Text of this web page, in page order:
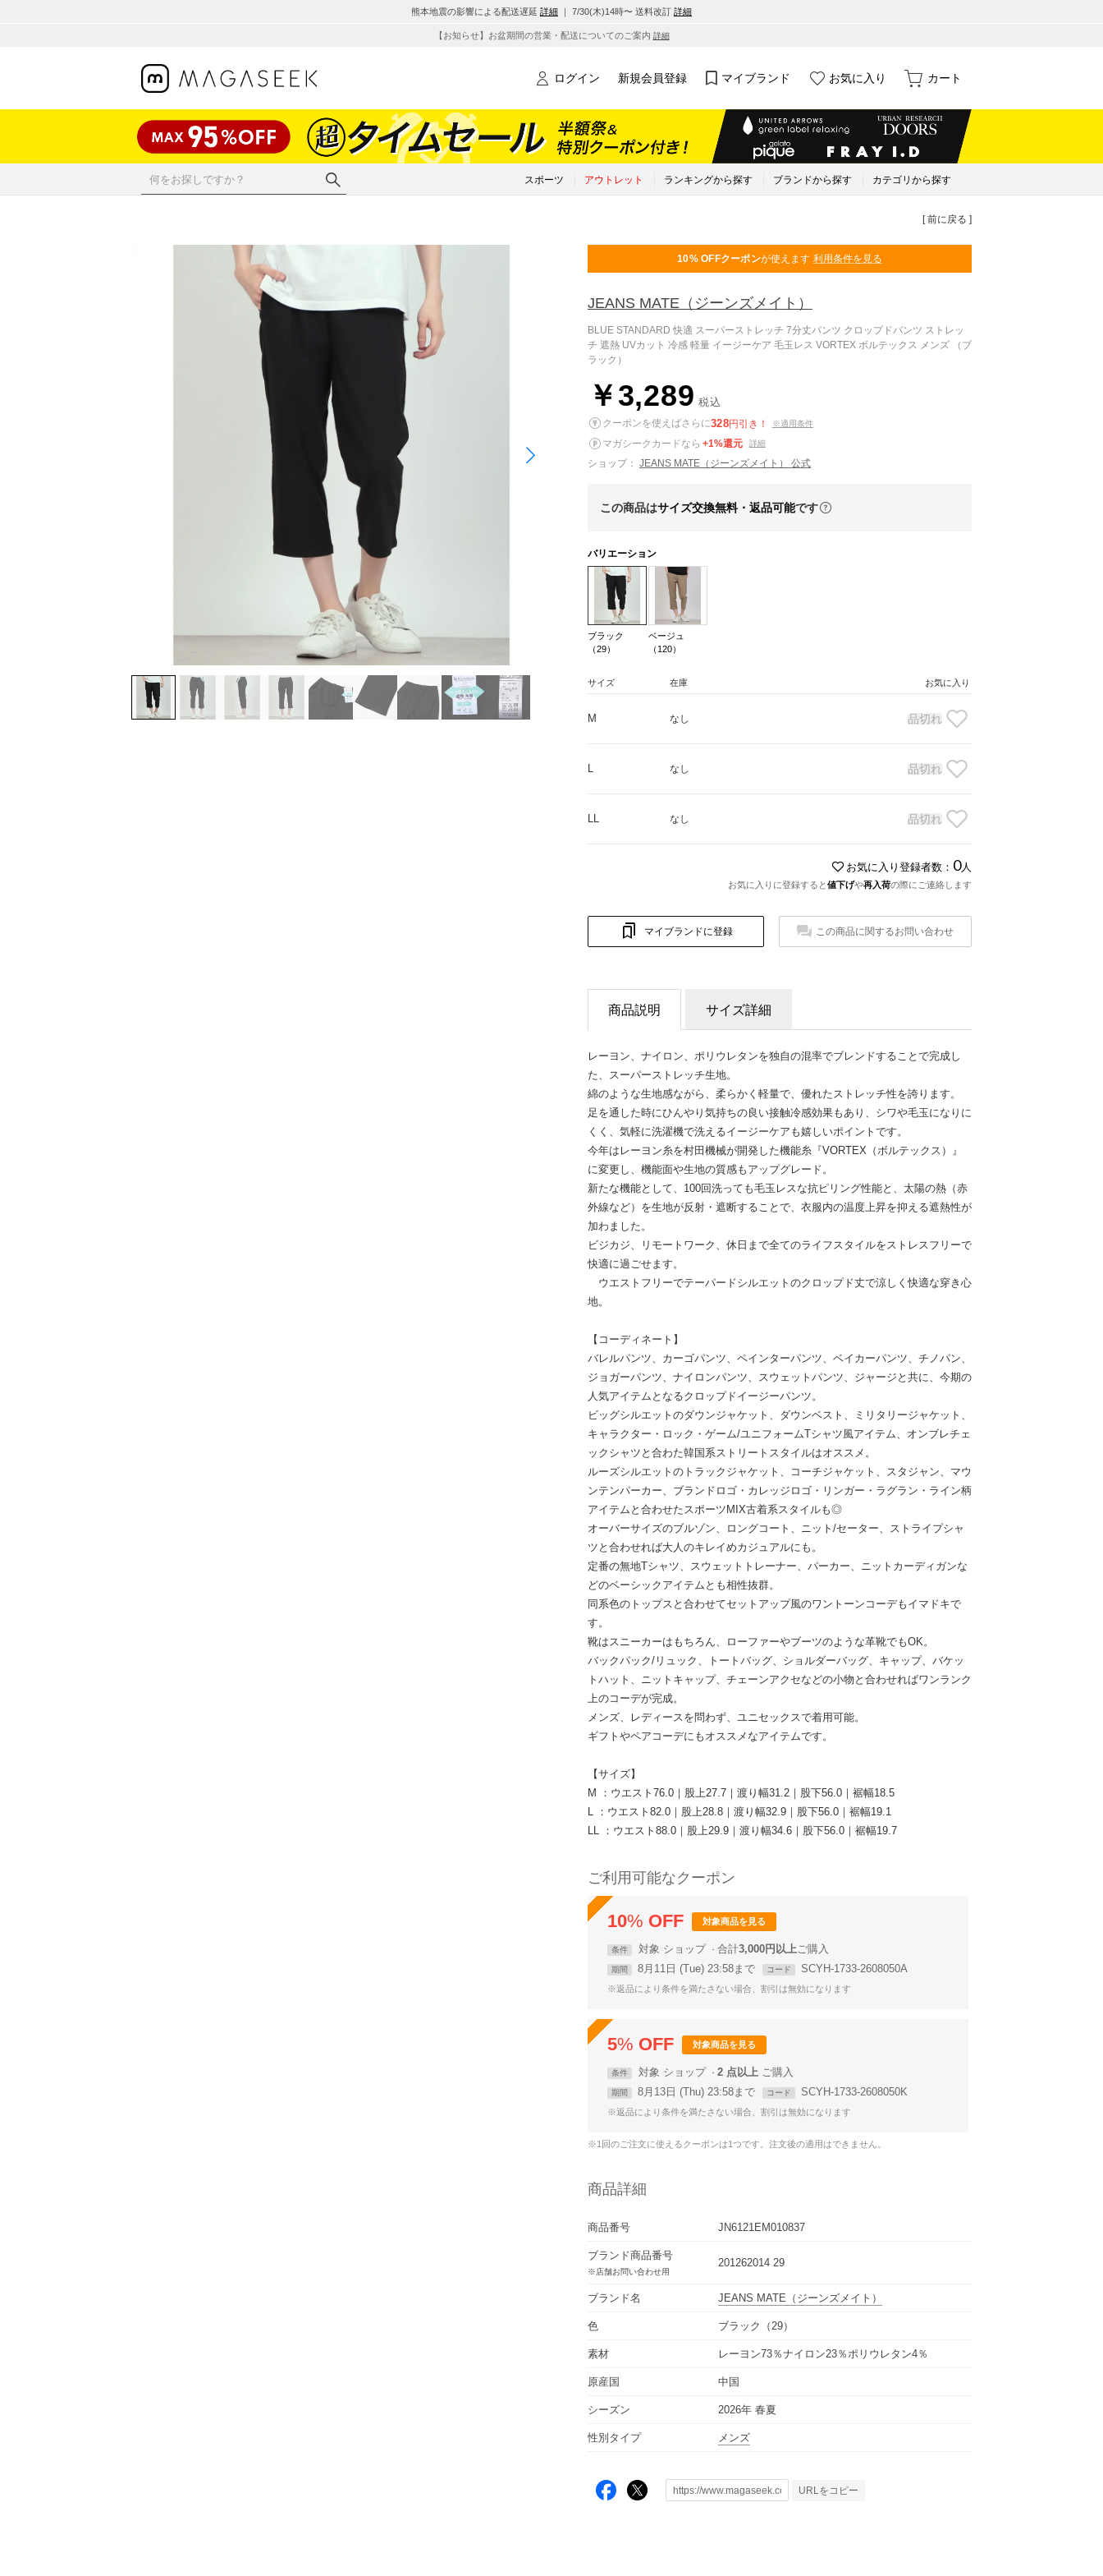
熊本地震の影響による配送遅延 詳細 ｜ 7/30(木)14時〜 送料改訂 詳細
【お知らせ】お盆期間の営業・配送についてのご案内 詳細
ログイン 新規会員登録 マイブランド お気に入り カート
スポーツ アウトレット ランキングから探す ブランドから探す カテゴリから探す
[ 前に戻る ]
10% OFFクーポンが使えます 利用条件を見る
JEANS MATE （ジーンズメイト）
BLUE STANDARD 快適 スーパーストレッチ 7分丈パンツ クロップドパンツ ストレッ
チ 遮熱 UVカット 冷感 軽量 イージーケア 毛玉レス VORTEX ボルテックス メンズ （ブ
ラック）
￥3,289 税込
クーポンを使えばさらに328円引き！ ※適用条件
マガシークカードなら +1%還元 詳細
ショップ： JEANS MATE（ジーンズメイト） 公式
この商品はサイズ交換無料・返品可能です
バリエーション
ブラック
（29）
ベージュ
（120）
サイズ 在庫 お気に入り
M なし 品切れ
L なし 品切れ
LL なし 品切れ
お気に入り登録者数： 0人
お気に入りに登録すると値下げや再入荷の際にご連絡します
マイブランドに登録 この商品に関するお問い合わせ
商品説明 サイズ詳細
レーヨン、ナイロン、ポリウレタンを独自の混率でブレンドすることで完成し
た、スーパーストレッチ生地。
綿のような生地感ながら、柔らかく軽量で、優れたストレッチ性を誇ります。
足を通した時にひんやり気持ちの良い接触冷感効果もあり、シワや毛玉になりに
くく、気軽に洗濯機で洗えるイージーケアも嬉しいポイントです。
今年はレーヨン糸を村田機械が開発した機能糸『VORTEX（ボルテックス）』
に変更し、機能面や生地の質感もアップグレード。
新たな機能として、100回洗っても毛玉レスな抗ピリング性能と、太陽の熱（赤
外線など）を生地が反射・遮断することで、衣服内の温度上昇を抑える遮熱性が
加わました。
ビジカジ、リモートワーク、休日まで全てのライフスタイルをストレスフリーで
快適に過ごせます。
ウエストフリーでテーパードシルエットのクロップド丈で涼しく快適な穿き心
地。
【コーディネート】
バレルパンツ、カーゴパンツ、ペインターパンツ、ベイカーパンツ、チノパン、
ジョガーパンツ、ナイロンパンツ、スウェットパンツ、ジャージと共に、今期の
人気アイテムとなるクロップドイージーパンツ。
ビッグシルエットのダウンジャケット、ダウンベスト、ミリタリージャケット、
キャラクター・ロック・ゲーム/ユニフォームTシャツ風アイテム、オンブレチェ
ックシャツと合わた韓国系ストリートスタイルはオススメ。
ルーズシルエットのトラックジャケット、コーチジャケット、スタジャン、マウ
ンテンパーカー、ブランドロゴ・カレッジロゴ・リンガー・ラグラン・ライン柄
アイテムと合わせたスポーツMIX古着系スタイルも◎
オーバーサイズのブルゾン、ロングコート、ニット/セーター、ストライプシャ
ツと合わせれば大人のキレイめカジュアルにも。
定番の無地Tシャツ、スウェットトレーナー、パーカー、ニットカーディガンな
どのベーシックアイテムとも相性抜群。
同系色のトップスと合わせてセットアップ風のワントーンコーデもイマドキで
す。
靴はスニーカーはもちろん、ローファーやブーツのような革靴でもOK。
バックパック/リュック、トートバッグ、ショルダーバッグ、キャップ、バケッ
トハット、ニットキャップ、チェーンアクセなどの小物と合わせればワンランク
上のコーデが完成。
メンズ、レディースを問わず、ユニセックスで着用可能。
ギフトやペアコーデにもオススメなアイテムです。
【サイズ】
M ：ウエスト76.0｜股上27.7｜渡り幅31.2｜股下56.0｜裾幅18.5
L ：ウエスト82.0｜股上28.8｜渡り幅32.9｜股下56.0｜裾幅19.1
LL ：ウエスト88.0｜股上29.9｜渡り幅34.6｜股下56.0｜裾幅19.7
ご利用可能なクーポン
10% OFF 対象商品を見る
条件 対象 ショップ 合計3,000円以上
期間 8月11日 (Tue) 23:58まで コード SCYH-1733-2608050A
※返品により条件を満たさない場合、割引は無効になります
5% OFF 対象商品を見る
条件 対象 ショップ 2 点以上
期間 8月13日 (Thu) 23:58まで コード SCYH-1733-2608050K
※返品により条件を満たさない場合、割引は無効になります
※1回のご注文に使えるクーポンは1つです。注文後の適用はできません。
商品詳細
商品番号 JN6121EM010837
ブランド商品番号
※店舗お問い合わせ用
201262014 29
ブランド名 JEANS MATE （ジーンズメイト）
色 ブラック（29）
素材 レーヨン73％ナイロン23％ポリウレタン4％
原産国 中国
シーズン 2026年 春夏
性別タイプ メンズ
URLをコピー